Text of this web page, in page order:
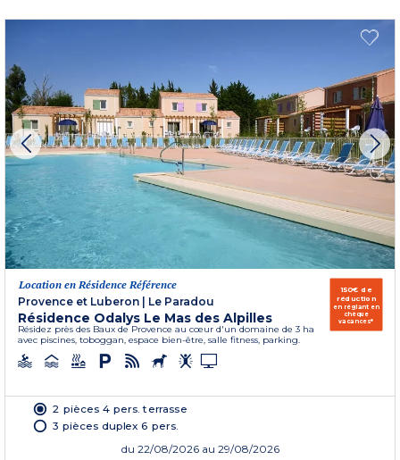
Location en Résidence Référence
Provence et Luberon | Le Paradou
Résidence Odalys Le Mas des Alpilles
Résidez près des Baux de Provence au cœur d'un domaine de 3 ha
avec piscines, toboggan, espace bien-être, salle fitness, parking.
150€ de
réduction
en réglant en
chèque
vacances*
2 pièces 4 pers. terrasse
3 pièces duplex 6 pers.
du 22/08/2026 au 29/08/2026